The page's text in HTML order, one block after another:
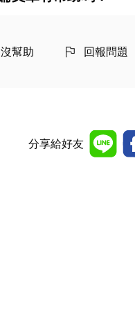
沒幫助 回報問題
分享給好友